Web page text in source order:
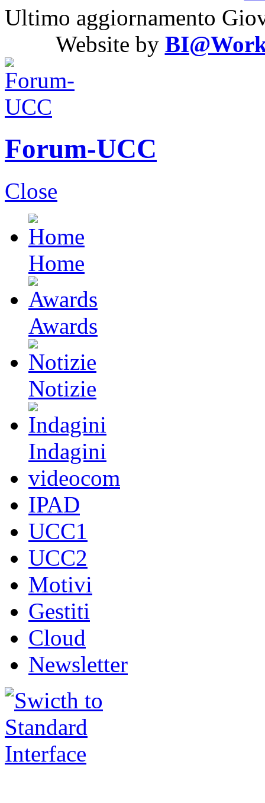
Ultimo aggiornamento
Website by
Forum-UCC
Close
Home
Awards
Notizie
Indagini
videocom
IPAD
UCC1
UCC2
Motivi
Gestiti
Cloud
Newsletter